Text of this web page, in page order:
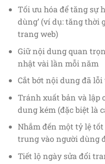
Tối ưu hóa để tăng sự
dùng’ (ví dụ: tăng
trang web)
Giữ nội dung quan
nhật vài lần mỗi năm
Cắt bớt nội dung đã
Tránh xuất bản và lập
dung kém (đặc biệt là
Nhắm đến một tỷ lệ tốt
trung vào người dùng
Tiết lộ ngày sửa đổi